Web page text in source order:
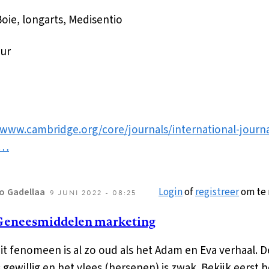
longarts, Medisentio
core/journals/international-
Gadellaa 9 JUNI 2022 - 08:25 Loginofregistreerom te
marketing
fenomeen is al zo oud als het Adam en Eva verhaal.